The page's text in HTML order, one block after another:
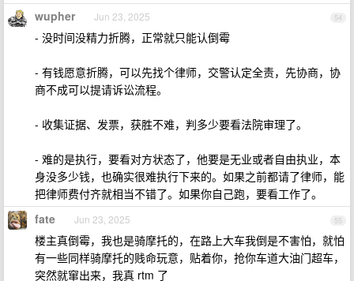
54
wupher Jun 23, 2025
- 没时间没精力折腾，正常就只能认倒霉
- 有钱愿意折腾，可以先找个律师，交警认定全责，先协商，协
商不成可以提请诉讼流程。
- 收集证据、发票，获胜不难，判多少要看法院审理了。
- 难的是执行，要看对方状态了，他要是无业或者自由执业，本
身没多少钱，也确实很难执行下来的。如果之前都请了律师，能
把律师费付齐就相当不错了。如果你自己跑，要看工作了。
55
fate Jun 23, 2025
楼主真倒霉，我也是骑摩托的，在路上大车我倒是不害怕，就怕
有一些同样骑摩托的贱命玩意，贴着你，抢你车道大油门超车，
突然就窜出来，我真 rtm 了